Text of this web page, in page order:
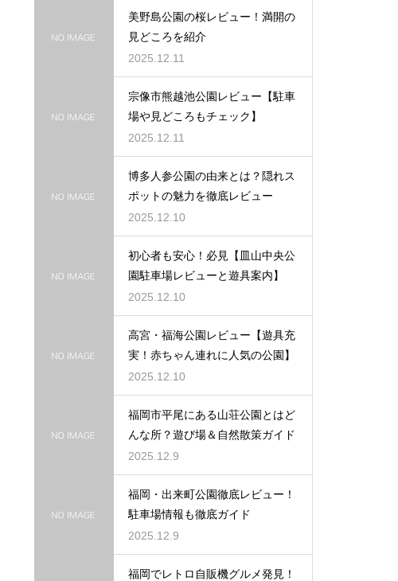
美野島公園の桜レビュー！満開の
見どころを紹介
2025.12.11
宗像市熊越池公園レビュー【駐車
場や見どころもチェック】
2025.12.11
博多人参公園の由来とは？隠れス
ポットの魅力を徹底レビュー
2025.12.10
初心者も安心！必見【皿山中央公
園駐車場レビューと遊具案内】
2025.12.10
高宮・福海公園レビュー【遊具充
実！赤ちゃん連れに人気の公園】
2025.12.10
福岡市平尾にある山荘公園とはど
んな所？遊び場＆自然散策ガイド
2025.12.9
福岡・出来町公園徹底レビュー！
駐車場情報も徹底ガイド
2025.12.9
福岡でレトロ自販機グルメ発見！